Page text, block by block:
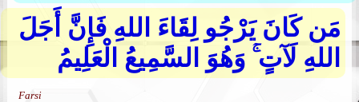
مَن كَانَ يَرْجُو لِقَاءَ اللهِ فَإِنَّ أَجَلَ
اللهِ لَآتٍ ۚ وَهُوَ السَّمِيعُ الْعَلِيمُ
Farsi